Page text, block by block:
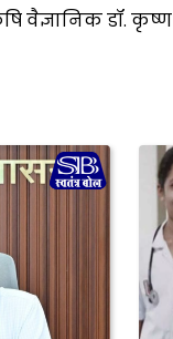
वैज्ञानिक डॉ.